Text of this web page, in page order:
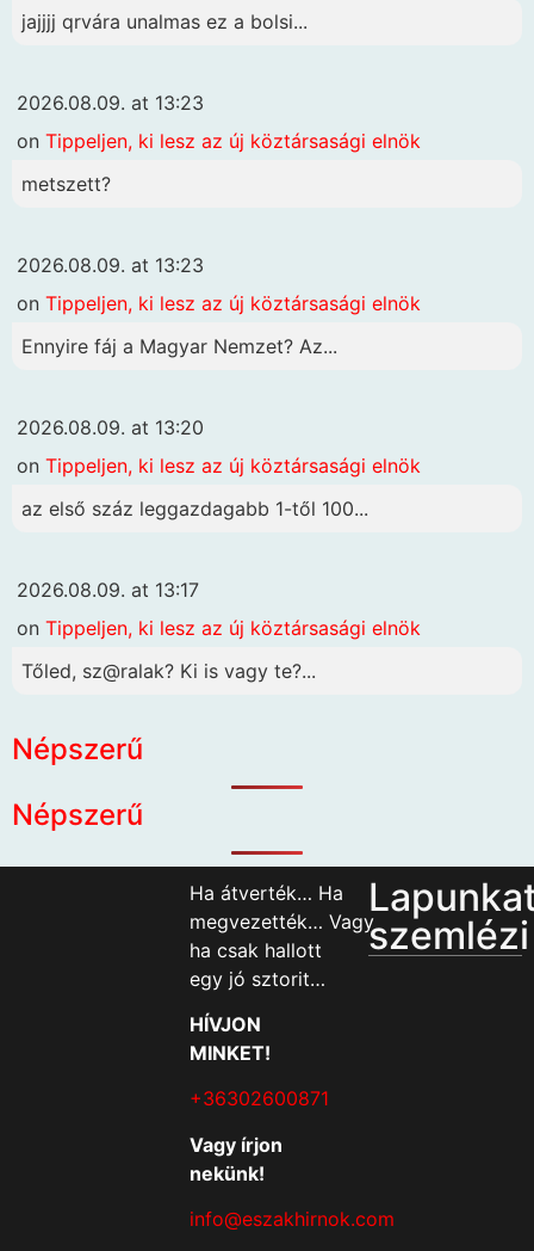
jajjjj qrvára unalmas ez a bolsi...
2026.08.09. at 13:23
on Tippeljen, ki lesz az új köztársasági elnök
metszett?
2026.08.09. at 13:23
on Tippeljen, ki lesz az új köztársasági elnök
Ennyire fáj a Magyar Nemzet? Az...
2026.08.09. at 13:20
on Tippeljen, ki lesz az új köztársasági elnök
az első száz leggazdagabb 1-től 100...
2026.08.09. at 13:17
on Tippeljen, ki lesz az új köztársasági elnök
Tőled, sz@ralak? Ki is vagy te?...
Népszerű
Népszerű
Ha átverték… Ha
megvezették… Vagy
ha csak hallott
egy jó sztorit…
HÍVJON
MINKET!
+36302600871
Vagy írjon
nekünk!
info@eszakhirnok.com
szemlézi